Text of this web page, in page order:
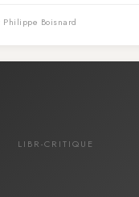
Boisnard
LIBR-CRITIQUE